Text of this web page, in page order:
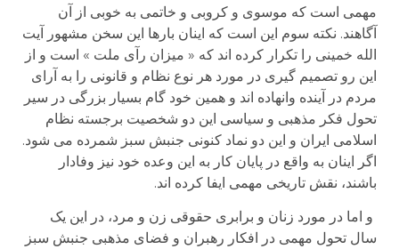
مهمی است که موسوی و کروبی و خاتمی به خوبی از آن
آگاهند. نکته سوم این است که اینان بارها این سخن مشهور آیت
الله خمینی را تکرار کرده اند که « میزان رآی ملت » است و از
این رو تصمیم گیری در مورد هر نوع نظام و قانونی را به آرای
مردم در آینده وانهاده اند و همین خود گام بسیار بزرگی در سیر
تحول فکر مذهبی و سیاسی این دو شخصیت برجسته نظام
اسلامی ایران و این دو نماد کنونی جنبش سبز شمرده می شود.
اگر اینان به واقع در پایان کار به این وعده خود نیز وفادار
باشند، نقش تاریخی مهمی ایفا کرده اند.
و اما در مورد زنان و برابری حقوقی زن و مرد، در این یک
سال تحول مهمی در افکار رهبران و فضای مذهبی جنبش سبز